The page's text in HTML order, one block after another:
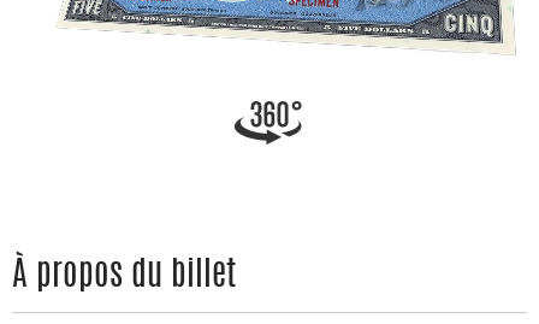
À propos du billet